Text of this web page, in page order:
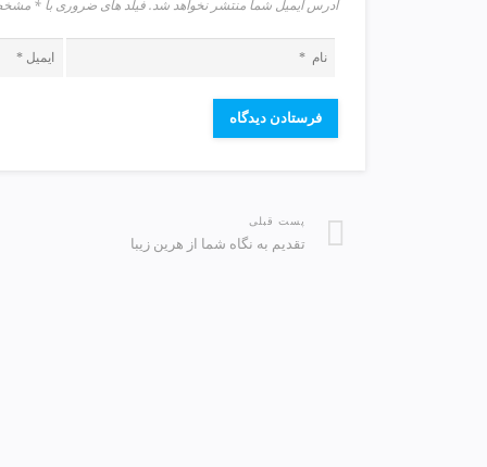
آدرس ایمیل شما منتشر نخواهد شد. فیلد های ضروری با *
پست قبلی
تقدیم به نگاه شما از هرین زیبا